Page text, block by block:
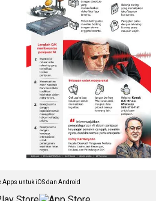
Apps untuk iOS dan Android